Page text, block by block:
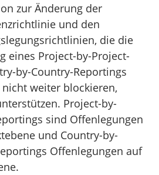
zur Änderung der
und den
die die
eines Project-by-Project-
by-Country-Reportings
weiter blockieren,
Project-by-
sind Offenlegungen
und Country-by-
Offenlegungen auf